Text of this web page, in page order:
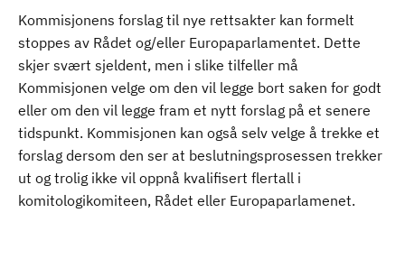
Kommisjonens forslag til nye rettsakter kan formelt
stoppes av Rådet og/eller Europaparlamentet. Dette
skjer svært sjeldent, men i slike tilfeller må
Kommisjonen velge om den vil legge bort saken for godt
eller om den vil legge fram et nytt forslag på et senere
tidspunkt. Kommisjonen kan også selv velge å trekke et
forslag dersom den ser at beslutningsprosessen trekker
ut og trolig ikke vil oppnå kvalifisert flertall i
komitologikomiteen, Rådet eller Europaparlamenet.